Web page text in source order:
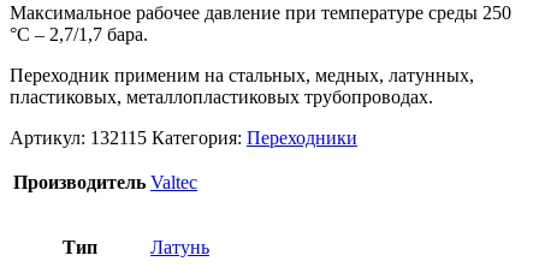
Максимальное рабочее давление при температуре среды 250
°С – 2,7/1,7 бара.
Переходник применим на стальных, медных, латунных,
пластиковых, металлопластиковых трубопроводах.
Артикул: 132115 Категория: Переходники
Производитель Valtec
Тип Латунь